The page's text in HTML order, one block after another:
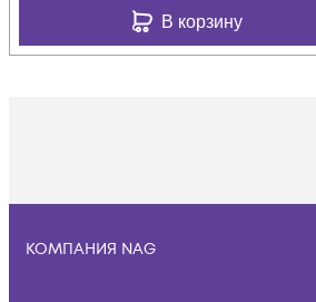
В корзину
КОМПАНИЯ NAG